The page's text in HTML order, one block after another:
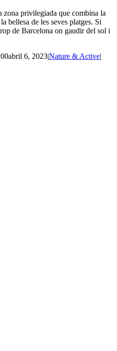
zona privilegiada que combina la
bellesa de les seves platges. Si
de Barcelona on gaudir del sol i
abril 6, 2023|Nature & Active|